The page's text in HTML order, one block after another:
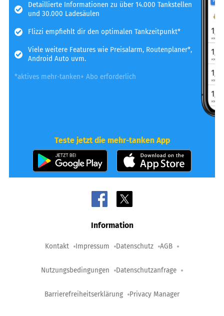
Detaillierte Informationen zu über 14.000 Tankstellen
und 30.000 Ladesäulen
Flizzi empfiehlt dir den optimalen Tankzeitpunkt*
Viele weitere Features wie Preisalarm, Routenplaner*,
Android Auto uvm.
*aktives mehr-tanken+ Abo erforderlich
Teste jetzt die mehr-tanken App
Information
Kontakt Impressum Datenschutz AGB
Nutzungsbedingungen Datenschutzanfrage
Barrierefreiheitserklärung Privacy Manager